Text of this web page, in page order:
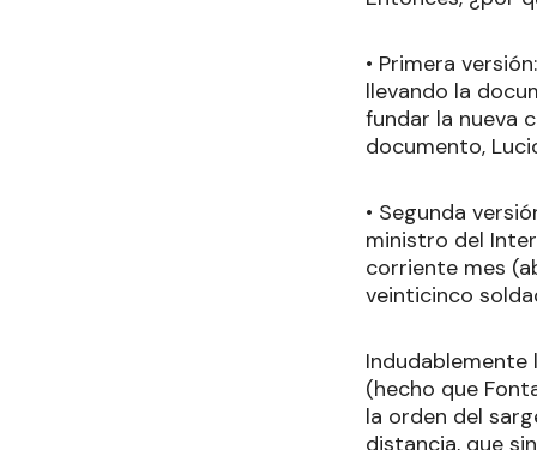
• Primera
llevando la
fundar la nueva
documento,
• Segunda
ministro del
corriente mes
veinticinco
Indudablemente
(hecho que
la orden del
distancia, que